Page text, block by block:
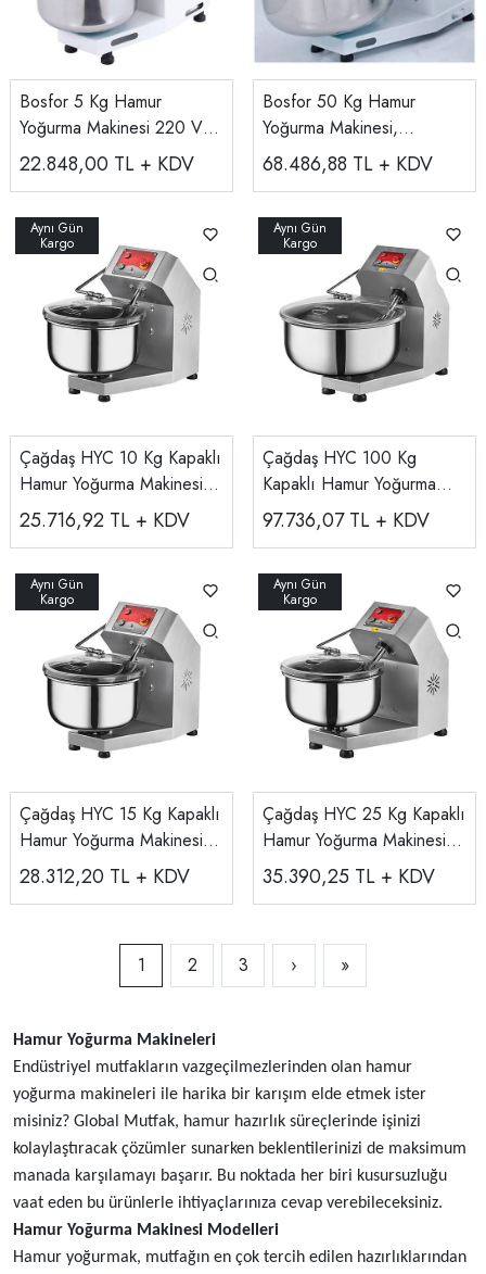
Bosfor 5 Kg Hamur
Yoğurma Makinesi 220 V
UHM-5
22.848,00 TL + KDV
Bosfor 50 Kg Hamur
Yoğurma Makinesi,
220v/380v UHM-50
68.486,88 TL + KDV
Çağdaş HYC 10 Kg Kapaklı
Hamur Yoğurma Makinesi
220 V
25.716,92 TL + KDV
Çağdaş HYC 100 Kg
Kapaklı Hamur Yoğurma
Makinesi 220 V
97.736,07TL + KDV
Çağdaş HYC 15 Kg Kapaklı
Hamur Yoğurma Makinesi
220 V
28.312,20 TL + KDV
Çağdaş HYC 25 Kg Kapaklı
Hamur Yoğurma Makinesi
220 V
35.390,25 TL + KDV
1 2 3 › »
Hamur Yoğurma Makineleri
Endüstriyel mutfakların vazgeçilmezlerinden olan hamur
yoğurma makineleri ile harika bir karışım elde etmek ister
misiniz? Global Mutfak, hamur hazırlık süreçlerinde işinizi
kolaylaştıracak çözümler sunarken beklentilerinizi de maksimum
manada karşılamayı başarır. Bu noktada her biri kusursuzluğu
vaat eden bu ürünlerle ihtiyaçlarınıza cevap verebileceksiniz.
Hamur Yoğurma Makinesi Modelleri
Hamur yoğurmak, mutfağın en çok tercih edilen hazırlıklarından